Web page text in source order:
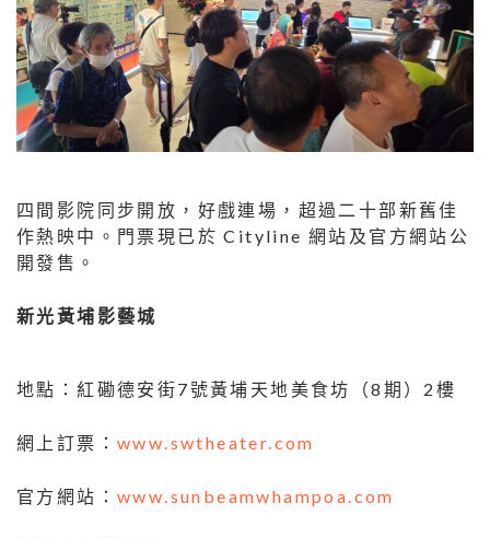
四間影院同步開放，好戲連場，超過二十部新舊佳
作熱映中。門票現已於 Cityline 網站及官方網站公
開發售。
新光黃埔影藝城
地點：紅磡德安街7號黃埔天地美食坊（8期）2樓
網上訂票： www.swtheater.com
官方網站： www.sunbeamwhampoa.com